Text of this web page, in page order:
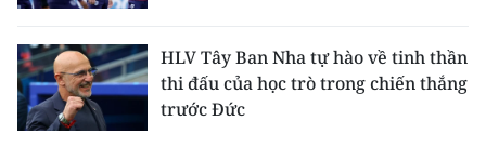
Media Giáo dục
Media Y tế
HLV Tây Ban Nha tự hào về tinh thần
thi đấu của học trò trong chiến thắng
trước Đức